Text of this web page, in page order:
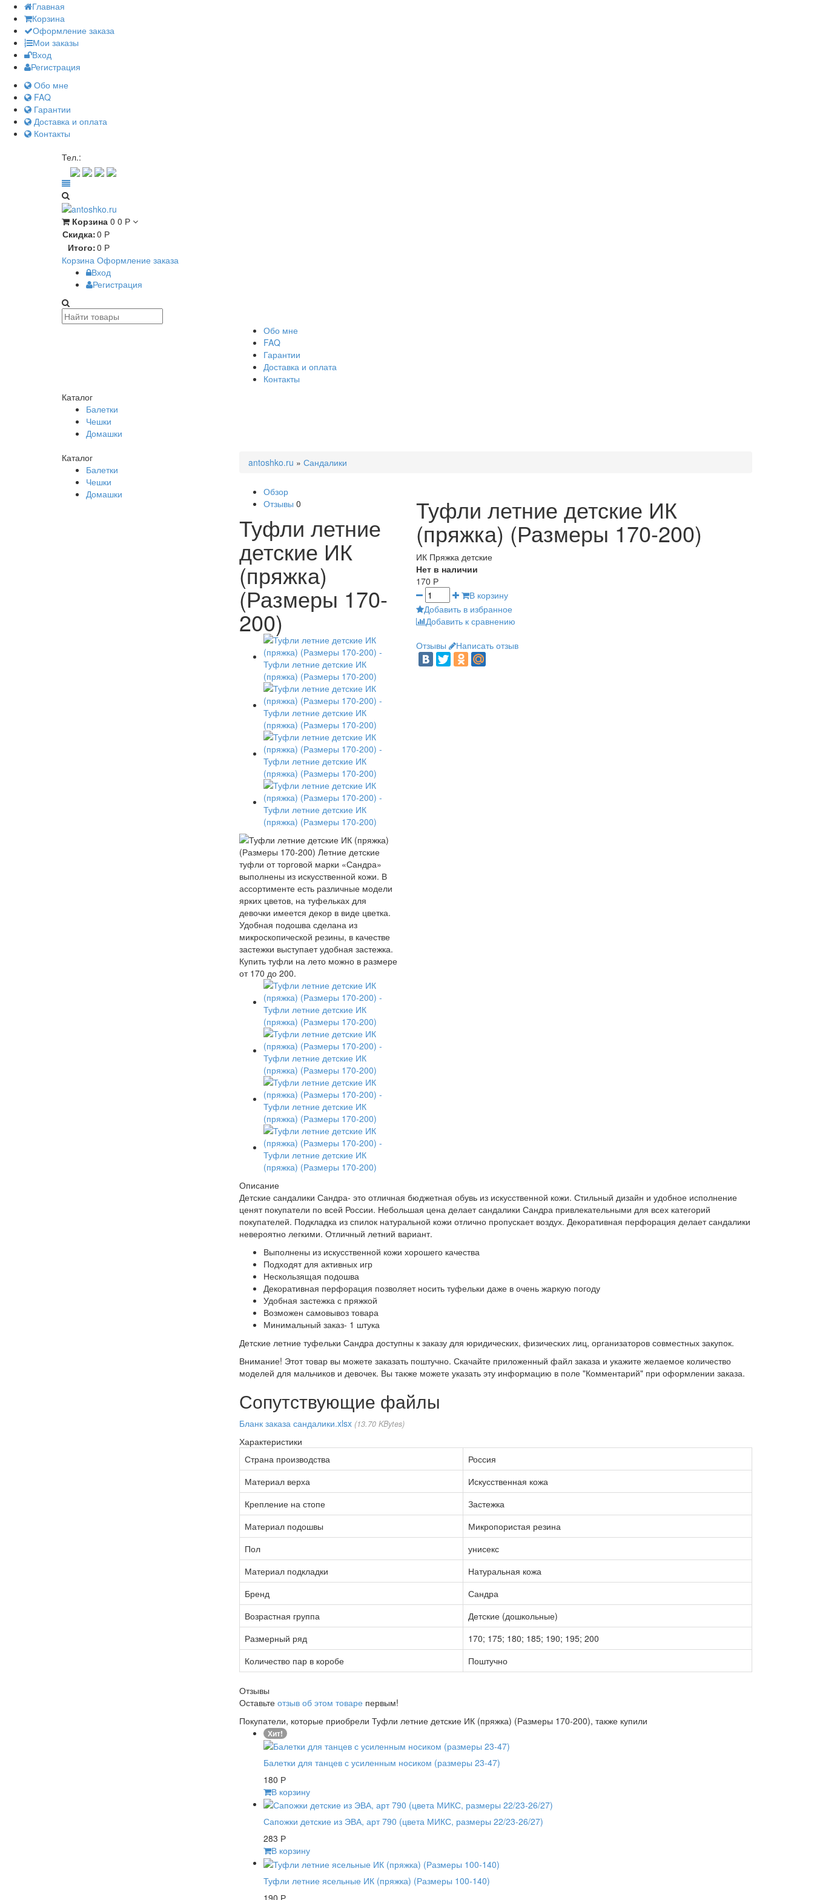
Главная
Корзина
Оформление заказа
Мои заказы
Вход
Регистрация
Обо мне
FAQ
Гарантии
Доставка и оплата
Контакты
Тел.:
Корзина 0 0 Р
Скидка:0 Р
Итого:0 Р
Корзина Оформление заказа
Вход
Регистрация
Обо мне
FAQ
Гарантии
Доставка и оплата
Контакты
Каталог
Балетки
Чешки
Домашки
Каталог
Балетки
Чешки
Домашки
antoshko.ru » Сандалики
Обзор
Отзывы 0
Туфли летние
детские ИК
(пряжка)
(Размеры 170-
200)
Туфли летние детские ИК
(пряжка) (Размеры 170-200)
ИК Пряжка детские
Нет в наличии
170 Р
В корзину
Добавить в избранное
Добавить к сравнению
Отзывы
Написать отзыв
Описание
Детские сандалики Сандра- это отличная бюджетная обувь из искусственной кожи. Стильный дизайн и удобное исполнение
ценят покупатели по всей России. Небольшая цена делает сандалики Сандра привлекательными для всех категорий
покупателей. Подкладка из спилок натуральной кожи отлично пропускает воздух. Декоративная перфорация делает сандалики
невероятно легкими. Отличный летний вариант.
Выполнены из искусственной кожи хорошего качества
Подходят для активных игр
Нескользящая подошва
Декоративная перфорация позволяет носить туфельки даже в очень жаркую погоду
Удобная застежка с пряжкой
Возможен самовывоз товара
Минимальный заказ- 1 штука
Детские летние туфельки Сандра доступны к заказу для юридических, физических лиц, организаторов совместных закупок.
Внимание! Этот товар вы можете заказать поштучно. Скачайте приложенный файл заказа и укажите желаемое количество
моделей для мальчиков и девочек. Вы также можете указать эту информацию в поле "Комментарий" при оформлении заказа.
Сопутствующие файлы
Бланк заказа сандалики.xlsx 13.70 KBytes
Характеристики
Страна производства
Россия
Материал верха
Искусственная кожа
Крепление на стопе
Застежка
Материал подошвы
Микропористая резина
Пол
унисекс
Материал подкладки
Натуральная кожа
Бренд
Сандра
Возрастная группа
Детские (дошкольные)
Размерный ряд
170; 175; 180; 185; 190; 195; 200
Количество пар в коробе
Поштучно
Отзывы
Оставьте отзыв об этом товаре первым!
Покупатели, которые приобрели Туфли летние детские ИК (пряжка) (Размеры 170-200), также купили
Хит!
Балетки для танцев с усиленным носиком (размеры 23-47)
180 Р
В корзину
Сапожки детские из ЭВА, арт 790 (цвета МИКС, размеры 22/23-26/27)
283 Р
В корзину
Туфли летние ясельные ИК (пряжка) (Размеры 100-140)
190 Р